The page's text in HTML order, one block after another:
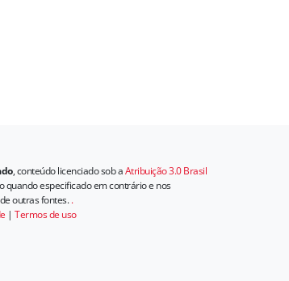
, conteúdo licenciado sob aAtribuição 3.0 Brasil
quando especificado em contrário e nos
outras fontes..
| Termos de uso